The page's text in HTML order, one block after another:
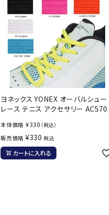
ヨネックス YONEX オーバルシュー
レース テニス アクセサリー AC570
本体価格 ¥330 （税込）
販売価格 ¥330 税込
カートに入れる